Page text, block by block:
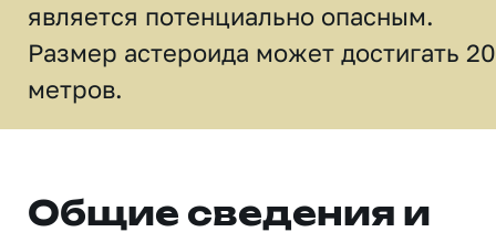
является потенциально опасным.
Размер астероида может достигать
метров.
Общие сведения и